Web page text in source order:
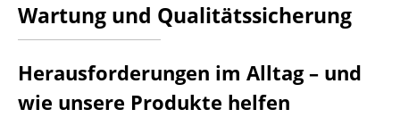
Wartung und Qualitätssicherung
Herausforderungen im Alltag – und
wie unsere Produkte helfen